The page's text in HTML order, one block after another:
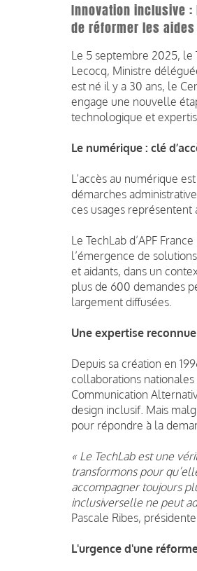
Innovation inclusive :
de réformer les
Le 5 septembre 2025, le
Lecocq, Ministre
est né il y a 30 ans, le
engage une nouvelle
technologique et
Le numérique : clé
L’accès au numérique
démarches
ces usages représentent
Le TechLab d’APF
l’émergence de
et aidants, dans un
plus de 600 demandes
largement diffusées.
Une expertise
Depuis sa création en
collaborations
Communication
design inclusif. Mais
pour répondre à la
« Le TechLab est une
transformons pour
accompagner toujours
inclusiverselle ne peut
Pascale Ribes,
L'urgence d'une